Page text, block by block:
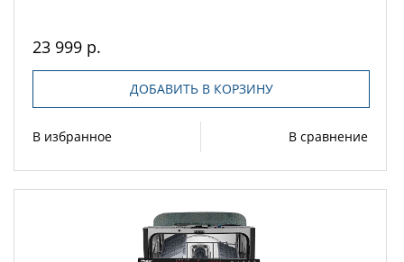
23 999 р.
ДОБАВИТЬ В КОРЗИНУ
В избранное В сравнение